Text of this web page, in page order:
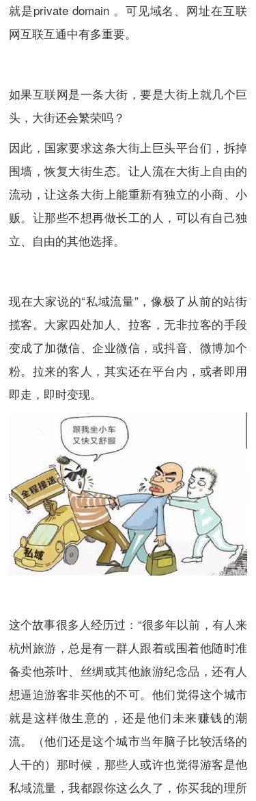
就是private domain 。可见域名、网址在互联
网互联互通中有多重要。
如果互联网是一条大街，要是大街上就几个巨
头，大街还会繁荣吗？
因此，国家要求这条大街上巨头平台们，拆掉
围墙，恢复大街生态。让人流在大街上自由的
流动，让这条大街上能重新有独立的小商、小
贩。让那些不想再做长工的人，可以有自己独
立、自由的其他选择。
现在大家说的“私域流量”，像极了从前的站街
揽客。大家四处加人、拉客，无非拉客的手段
变成了加微信、企业微信，或抖音、微博加个
粉。拉来的客人，其实还在平台内，或者即用
即走，即时变现。
这个故事很多人经历过：“很多年以前，有人来
杭州旅游，总是有一群人跟着或围着他随时准
备卖他茶叶、丝绸或其他旅游纪念品，还有人
想逼迫游客非买他的不可。他们觉得这个城市
就是这样做生意的，还是他们未来赚钱的潮
流。（他们还是这个城市当年脑子比较活络的
人干的）那时候，那些人或许也觉得游客是他
私域流量，我都跟你这么久了，你买我的理所